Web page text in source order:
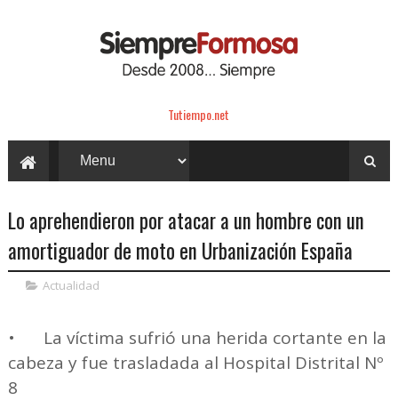
Tutiempo.net
Lo aprehendieron por atacar a un hombre con un
amortiguador de moto en Urbanización España
Actualidad
•
La víctima sufrió una herida cortante en la
cabeza y fue trasladada al Hospital Distrital Nº
8